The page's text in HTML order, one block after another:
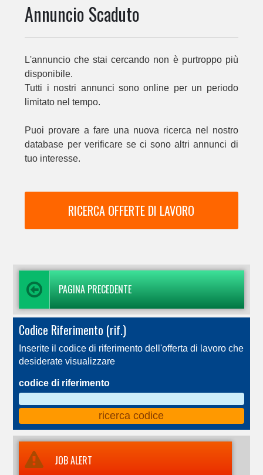
Annuncio Scaduto
L'annuncio che stai cercando non è purtroppo più
disponibile.
Tutti i nostri annunci sono online per un periodo
limitato nel tempo.
Puoi provare a fare una nuova ricerca nel nostro
database per verificare se ci sono altri annunci di
tuo interesse.
RICERCA OFFERTE DI LAVORO
PAGINA PRECEDENTE
Codice Riferimento (rif.)
Inserite il codice di riferimento dell'offerta di lavoro che
desiderate visualizzare
codice di riferimento
JOB ALERT